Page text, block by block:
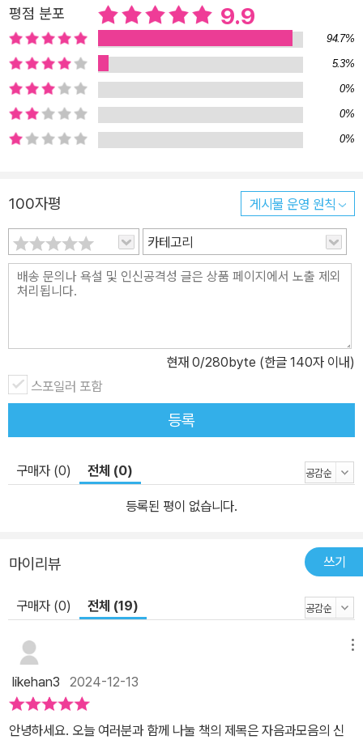
와 실망 가득한 표정들이 떠올라 발걸음이 무거워집니다. 때로는 게
임을 하고, 만화를 보고, 그림을 그리고 싶은 시우지만, 엄마 앞에서
시우가 할 수 있는 것은 국어, 영어, 수학뿐이죠. 시우는 자신이 느끼
는 압박과 불안 속에서 벗어나 엄마의 사랑을 느끼고 싶어요.
평점 분포 9.9
94.7%
5.3%
0%
0%
0%
100자평 게시물 운영 원칙
카테고리
현재 0/280byte (한글 140자 이내)
스포일러 포함
등록
구매자 (0) 전체 (0)
등록된 평이 없습니다.
마이리뷰 쓰기
구매자 (0) 전체 (19)
likehan3 2024-12-13
안녕하세요. 오늘 여러분과 함께 나눌 책의 제목은 자음과모음의 신